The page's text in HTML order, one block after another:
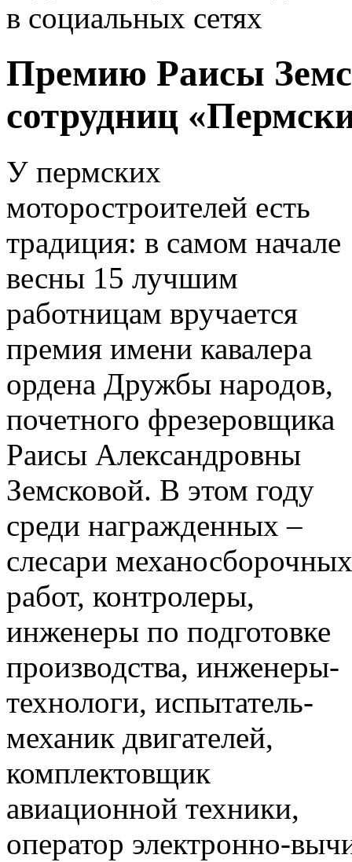
в социальных сетях
Премию Раисы
сотрудниц
У пермских
моторостроителей есть
традиция: в самом начале
весны 15 лучшим
работницам вручается
премия имени кавалера
ордена Дружбы народов,
почетного фрезеровщика
Раисы Александровны
Земсковой. В этом году
среди награжденных –
слесари механосборочных
работ, контролеры,
инженеры по подготовке
производства, инженеры-
технологи, испытатель-
механик двигателей,
комплектовщик
авиационной техники,
оператор электронно-